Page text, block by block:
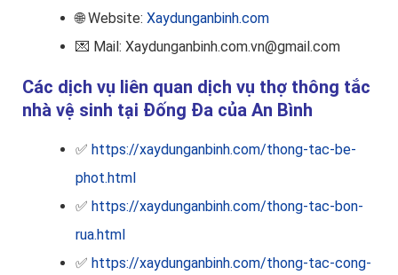
🌐 Website: Xaydunganbinh.com
💌 Mail: Xaydunganbinh.com.vn@gmail.com
Các dịch vụ liên quan dịch vụ thợ thông tắc
nhà vệ sinh tại Đống Đa của An Bình
✅ https://xaydunganbinh.com/thong-tac-be-
phot.html
✅ https://xaydunganbinh.com/thong-tac-bon-
rua.html
✅ https://xaydunganbinh.com/thong-tac-cong-